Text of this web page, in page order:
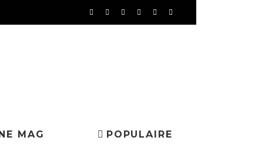
MAG POPULAIRE